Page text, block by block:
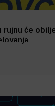
rujnu će